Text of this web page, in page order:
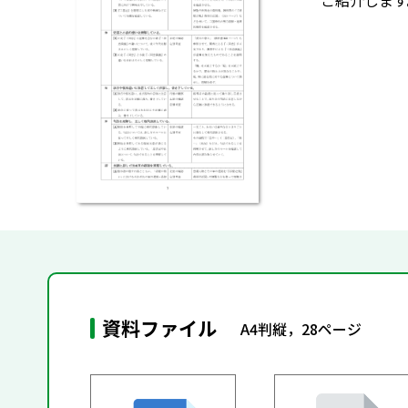
資料ファイル A4判縦，28ページ